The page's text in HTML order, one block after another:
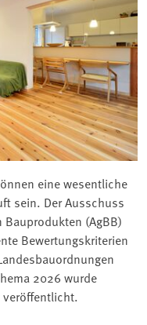
eine wesentliche
sein. Der Ausschuss
(AgBB)
Bewertungskriterien
2026 wurde